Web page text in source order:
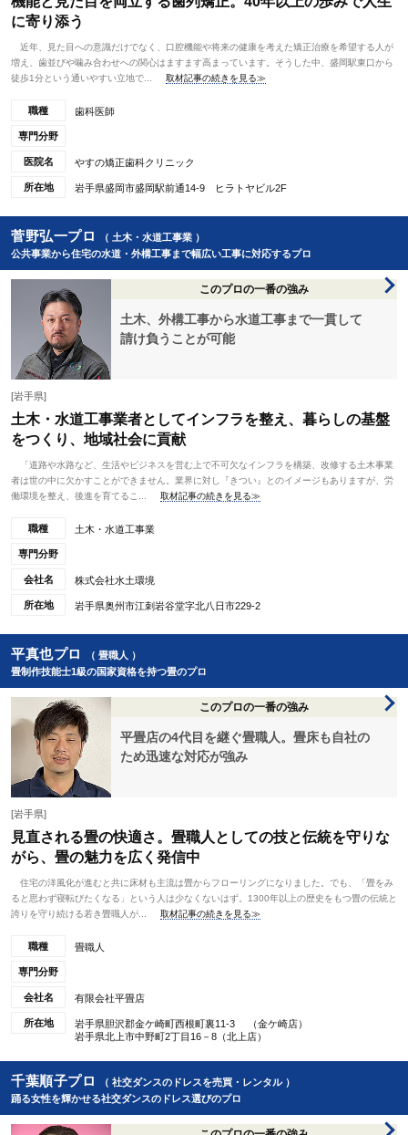
に寄り添う
近年、見た目への意識だけでなく、口腔機能や将来の健康を考えた矯正治療を希望する人が
増え、歯並びや噛み合わせへの関心はますます高まっています。そうした中、盛岡駅東口から
徒歩1分という通いやすい立地で...
取材記事の続きを見る≫
職種 歯科医師
専門分野
医院名 やすの矯正歯科クリニック
所在地 岩手県盛岡市盛岡駅前通14-9 ヒラトヤビル2F
菅野弘一プロ
（ 土木・水道工事業 ）
公共事業から住宅の水道・外構工事まで幅広い工事に対応するプロ
このプロの一番の強み
土木、外構工事から水道工事まで一貫して
請け負うことが可能
[岩手県]
土木・水道工事業者としてインフラを整え、暮らしの基盤
をつくり、地域社会に貢献
「道路や水路など、生活やビジネスを営む上で不可欠なインフラを構築、改修する土木事業
者は世の中に欠かすことができません。業界に対し『きつい』とのイメージもありますが、労
働環境を整え、後進を育てるこ...
取材記事の続きを見る≫
職種 土木・水道工事業
専門分野
会社名 株式会社水土環境
所在地 岩手県奥州市江刺岩谷堂字北八日市229-2
平真也プロ
（ 畳職人 ）
畳制作技能士1級の国家資格を持つ畳のプロ
このプロの一番の強み
平畳店の4代目を継ぐ畳職人。畳床も自社の
ため迅速な対応が強み
[岩手県]
見直される畳の快適さ。畳職人としての技と伝統を守りな
がら、畳の魅力を広く発信中
住宅の洋風化が進むと共に床材も主流は畳からフローリングになりました。でも、「畳をみ
ると思わず寝転びたくなる」という人は少なくないはず。1300年以上の歴史をもつ畳の伝統と
誇りを守り続ける若き畳職人が...
取材記事の続きを見る≫
職種 畳職人
専門分野
会社名 有限会社平畳店
所在地
岩手県胆沢郡金ケ崎町西根町裏11-3 （金ケ崎店）
岩手県北上市中野町2丁目16－8（北上店）
千葉順子プロ
（ 社交ダンスのドレスを売買・レンタル ）
踊る女性を輝かせる社交ダンスのドレス選びのプロ